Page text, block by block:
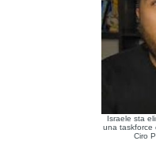
Israele sta
una taskforce
Ciro